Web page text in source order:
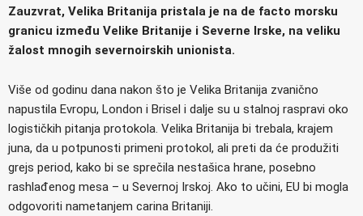
Zauzvrat, Velika Britanija pristala je na de facto morsku
granicu između Velike Britanije i Severne Irske, na veliku
žalost mnogih severnoirskih unionista.
Više od godinu dana nakon što je Velika Britanija zvanično
napustila Evropu, London i Brisel i dalje su u stalnoj raspravi oko
logističkih pitanja protokola. Velika Britanija bi trebala, krajem
juna, da u potpunosti primeni protokol, ali preti da će produžiti
grejs period, kako bi se sprečila nestašica hrane, posebno
rashlađenog mesa – u Severnoj Irskoj. Ako to učini, EU bi mogla
odgovoriti nametanjem carina Britaniji.